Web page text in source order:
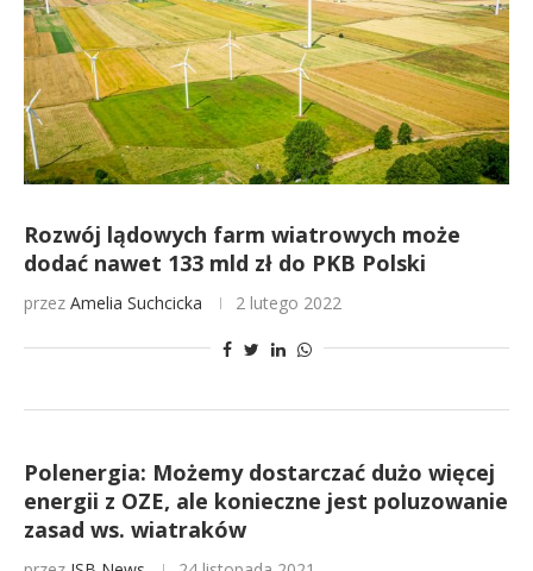
Rozwój lądowych farm wiatrowych może
dodać nawet 133 mld zł do PKB Polski
przez Amelia Suchcicka 2 lutego 2022
Polenergia: Możemy dostarczać dużo więcej
energii z OZE, ale konieczne jest poluzowanie
zasad ws. wiatraków